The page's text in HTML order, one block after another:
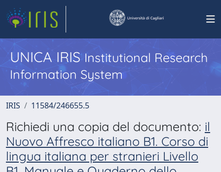
UNICA IRISInstitutional Research
Information System
IRIS 11584/246655.5
Richiedi una copia del documento: il
Nuovo Affresco italiano B1. Corso di
lingua italiana per stranieri Livello